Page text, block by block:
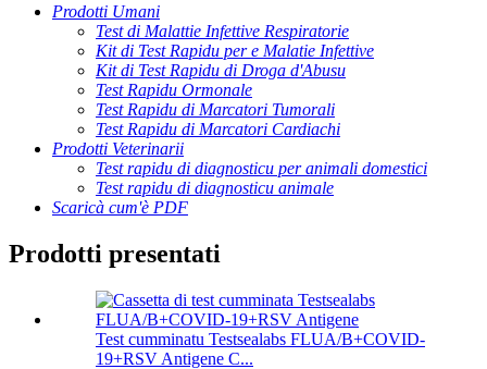
Prodotti Umani
Test di Malattie Infettive Respiratorie
Kit di Test Rapidu per e Malatie Infettive
Kit di Test Rapidu di Droga d'Abusu
Test Rapidu Ormonale
Test Rapidu di Marcatori Tumorali
Test Rapidu di Marcatori Cardiachi
Prodotti Veterinarii
Test rapidu di diagnosticu per animali domestici
Test rapidu di diagnosticu animale
Scaricà cum'è PDF
Prodotti presentati
Test cumminatu Testsealabs FLUA/B+COVID-
19+RSV Antigene C...